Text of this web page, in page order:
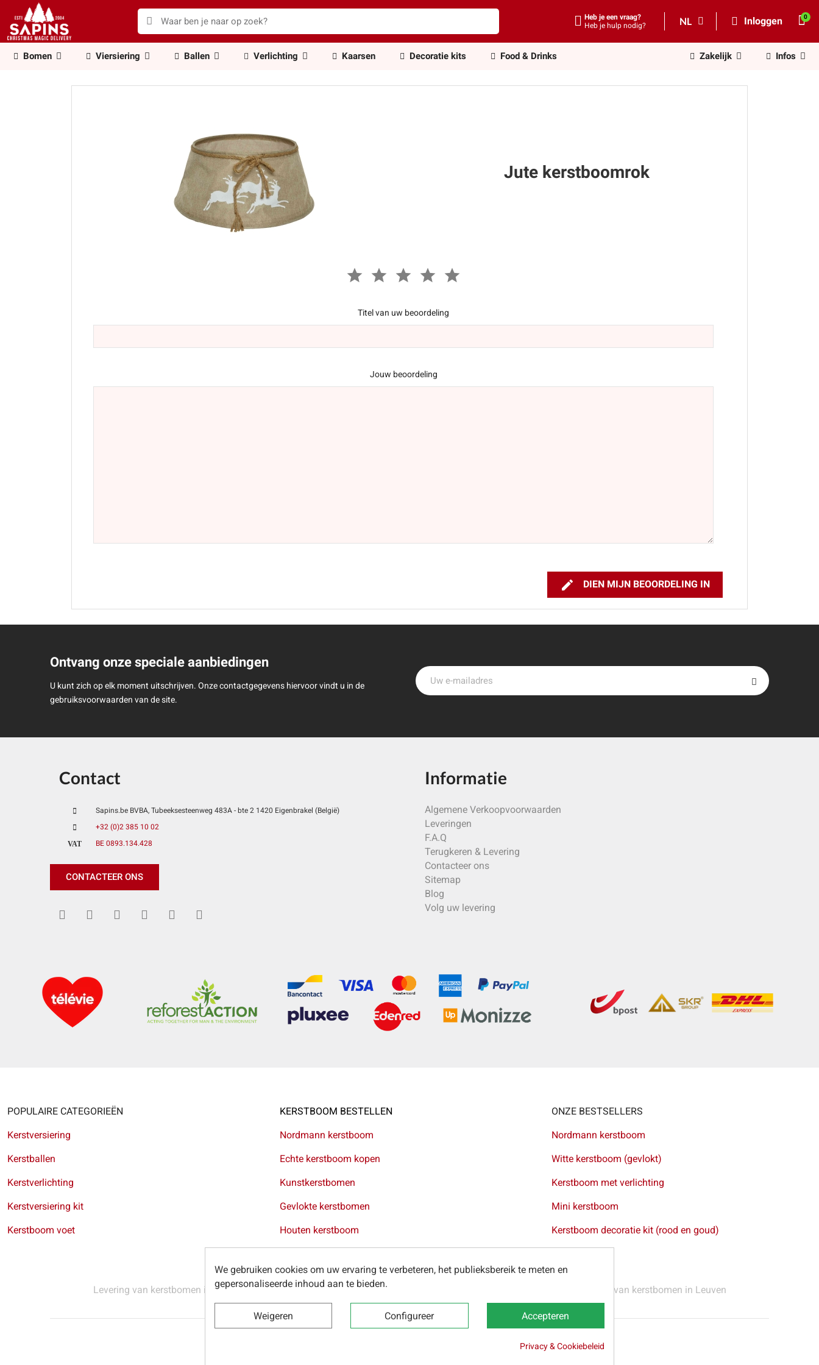
Heb je een vraag?
Heb je hulp nodig?
NL Inloggen
Bomen Viersiering Ballen Verlichting Kaarsen Decoratie kits Food & Drinks Zakelijk Infos
Jute kerstboomrok
Titel van uw beoordeling
Jouw beoordeling
 DIEN MIJN BEOORDELING IN
Ontvang onze speciale aanbiedingen
U kunt zich op elk moment uitschrijven. Onze contactgegevens hiervoor vindt u in de
gebruiksvoorwaarden van de site.
Contact
Sapins.be BVBA, Tubeeksesteenweg 483A - bte 2 1420 Eigenbrakel (België)
+32 (0)2 385 10 02
VAT
BE 0893.134.428
CONTACTEER ONS
Informatie
Algemene Verkoopvoorwaarden
Leveringen
F.A.Q
Terugkeren & Levering
Contacteer ons
Sitemap
Blog
Volg uw levering
POPULAIRE CATEGORIEËN
Kerstversiering
Kerstballen
Kerstverlichting
Kerstversiering kit
Kerstboom voet
KERSTBOOM BESTELLEN
Nordmann kerstboom
Echte kerstboom kopen
Kunstkerstbomen
Gevlokte kerstbomen
Houten kerstboom
ONZE BESTSELLERS
Nordmann kerstboom
Witte kerstboom (gevlokt)
Kerstboom met verlichting
Mini kerstboom
Kerstboom decoratie kit (rood en goud)
Levering van kerstbomen in Brussel-Levering van kerstbomen in Antwerpen Levering van kerstbomen in Leuven
Onze webpartners
We gebruiken cookies om uw ervaring te verbeteren, het publieksbereik te meten en
gepersonaliseerde inhoud aan te bieden.
Weigeren Configureer Accepteren
Privacy & Cookiebeleid